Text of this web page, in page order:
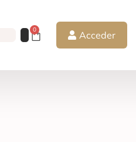
0 Acceder